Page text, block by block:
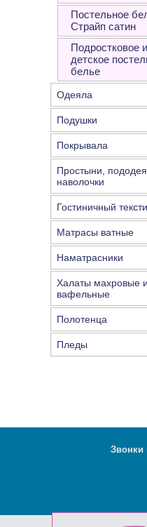
Постельное
Страйп сатин
Подростковое и
детское
белье
Одеяла
Подушки
Покрывала
Простыни,
наволочки
Гостиничный
Матрасы ватные
Наматрасники
Халаты махровые и
вафельные
Полотенца
Пледы
Звонки